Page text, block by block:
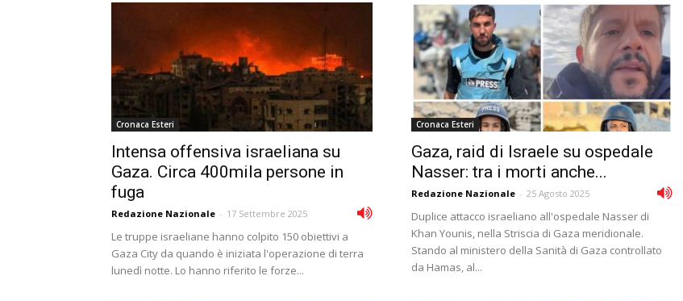
Cronaca Esteri
Intensa offensiva israeliana su
Gaza. Circa 400mila persone in
fuga
Redazione Nazionale - 17 Settembre 2025
Le truppe israeliane hanno colpito 150 obiettivi a
Gaza City da quando è iniziata l'operazione di terra
lunedì notte. Lo hanno riferito le forze...
Cronaca Esteri
Gaza, raid di Israele su ospedale
Nasser: tra i morti anche...
Redazione Nazionale - 25 Agosto 2025
Duplice attacco israeliano all'ospedale Nasser di
Khan Younis, nella Striscia di Gaza meridionale.
Stando al ministero della Sanità di Gaza controllato
da Hamas, al...